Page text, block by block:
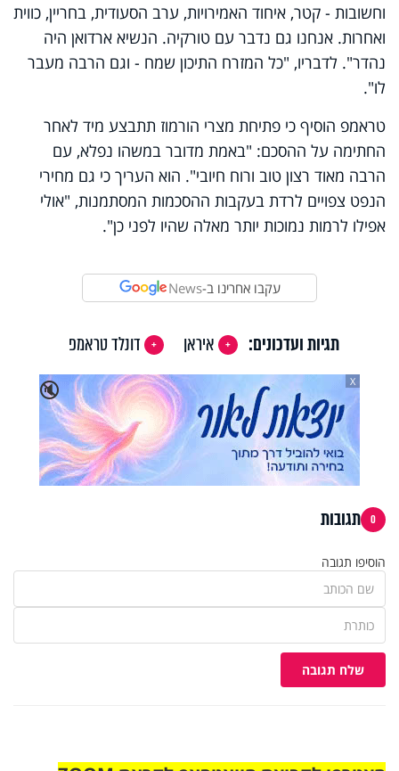
וחשובות - קטר, איחוד האמירויות, ערב הסעודית, בחריין, כווית
ואחרות. אנחנו גם נדבר עם טורקיה. הנשיא ארדואן היה
נהדר". לדבריו, "כל המזרח התיכון שמח - וגם הרבה מעבר
לו".
טראמפ הוסיף כי פתיחת מצרי הורמוז תתבצע מיד לאחר
החתימה על ההסכם: "באמת מדובר במשהו נפלא, עם
הרבה מאוד רצון טוב ורוח חיובי". הוא העריך כי גם מחירי
הנפט צפויים לרדת בעקבות ההסכמות המסתמנות, "אולי
אפילו לרמות נמוכות יותר מאלה שהיו לפני כן".
עקבו אחרינו ב-News
תגיות ועדכונים: איראן
דונלד טראמפ
🔇
X
0 תגובות
הוסיפו תגובה
שלח תגובה